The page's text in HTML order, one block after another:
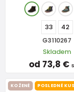
33 42
G3110267
Skladem
od 73,8 €
KOŽENÉ POSLEDNÉ